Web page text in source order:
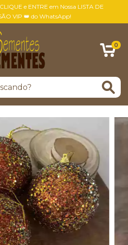
e ENTRE em Nossa LISTA DE
VIP 👑 do WhatsApp!
0